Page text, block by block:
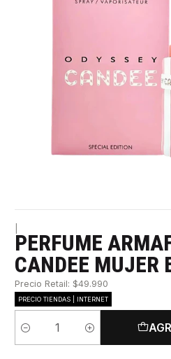
PERFUME
CANDEE MUJER
Precio Retail: $49.990
PRECIO TIENDAS | INTERNET
Cantidad